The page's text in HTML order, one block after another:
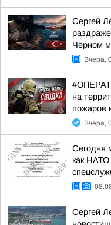
Сергей
Чёрном
Вчера,
на
пожаров
Вчера,
Сегодня
как НАТО
Сергей